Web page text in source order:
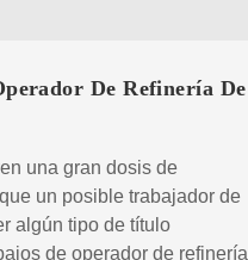
De Refinería De
una gran dosis de
un posible trabajador de
algún tipo de título
de operador de refinería